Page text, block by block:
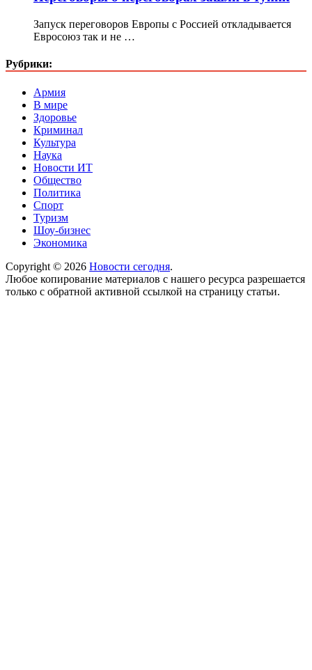
Запуск переговоров Европы с Россией откладывается
Евросоюз так и не …
Рубрики:
Армия
В мире
Здоровье
Криминал
Культура
Наука
Новости ИТ
Общество
Политика
Спорт
Туризм
Шоу-бизнес
Экономика
Copyright © 2026 Новости сегодня.
Любое копирование материалов с нашего ресурса разрешается
только с обратной активной ссылкой на страницу статьи.